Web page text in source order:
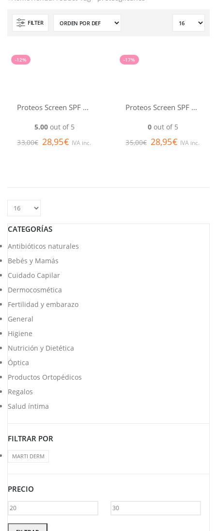
FILTER
-12%
Proteos Screen SPF 50+ Color Fluid Cream MARTIDERM
5.00out of 5
33,00€ 28,95€ IVA inc.
-17%
Proteos Screen SPF 50+ Fluid Cream MARTIDERM
0out of 5
35,00€ 28,95€ IVA inc.
CATEGORÍAS
Antibióticos naturales
Bebés y Mamás
Cuidado Capilar
Dermocosmética
Fertilidad y embarazo
General
Higiene
Nutrición y Dietética
Óptica
Productos Ortopédicos
Regalos
Salud íntima
FILTRAR POR
MARTI DERM
PRECIO
Precio
Precio